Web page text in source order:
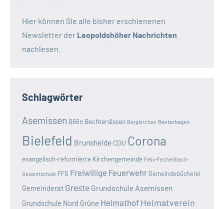
Hier können Sie alle bisher erschienenen
Newsletter der Leopoldshöher Nachrichten
nachlesen.
Schlagwörter
Asemissen B66n Bechterdissen Bergkirchen Bexterhagen
Bielefeld Brunsheide CDU Corona
evangelisch-reformierte Kirchengemeinde Felix-Fechenbach-
Gesamtschule FFG Freiwillige Feuerwehr Gemeindebücherei
Gemeinderat Greste Grundschule Asemissen
Grundschule Nord Grüne Heimathof Heimatverein